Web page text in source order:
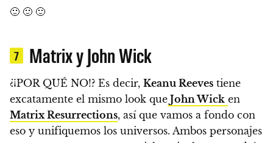
🙂 🙂 🙂
7 Matrix y John Wick
¿¡POR QUÉ NO!? Es decir, Keanu Reeves tiene
excatamente el mismo look que John Wick en
Matrix Resurrections, así que vamos a fondo con
eso y unifiquemos los universos. Ambos personajes